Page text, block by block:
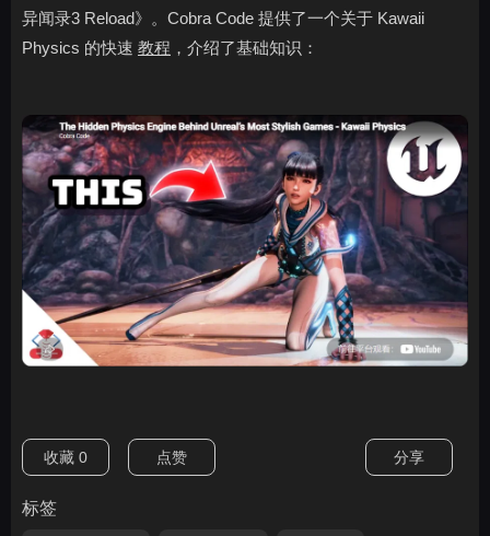
异闻录3 Reload》。Cobra Code 提供了一个关于 Kawaii
Physics 的快速 教程 ，介绍了基础知识：
收藏 0 点赞 分享
标签